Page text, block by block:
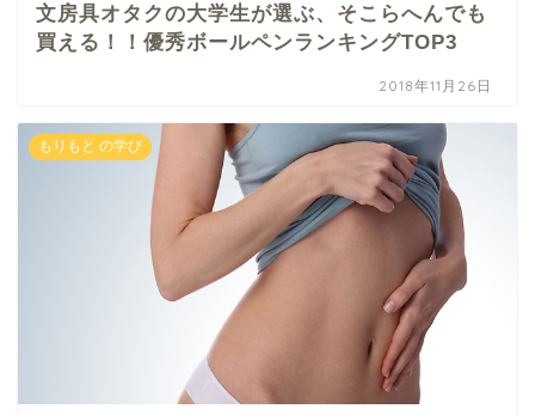
文房具オタクの大学生が選ぶ、そこらへんでも
買える！！優秀ボールペンランキングTOP3
2018年11月26日
もりもと の学び